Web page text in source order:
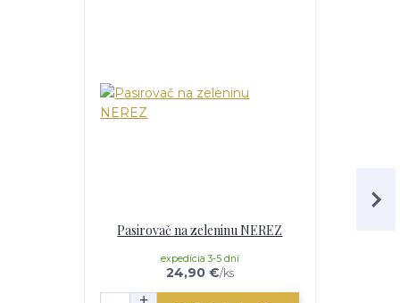
Pasirovač na zeleninu NEREZ
24,90 €/ks
expedícia 3-5 dní